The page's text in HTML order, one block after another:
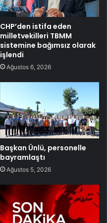
CHP’den istifa eden
milletvekilleri TBMM
sistemine bağımsız olarak
işlendi
Ağustos 6, 2026
Başkan Ünlü, personelle
bayramlaştı
Ağustos 5, 2026